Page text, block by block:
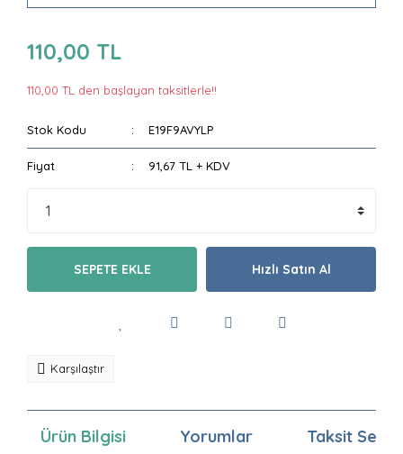
110,00 TL
110,00 TL den başlayan taksitlerle!!
Stok Kodu E19F9AVYLP
Fiyat 91,67 TL + KDV
SEPETE EKLE Hızlı Satın Al
Karşılaştır
Ürün Bilgisi Yorumlar Taksit